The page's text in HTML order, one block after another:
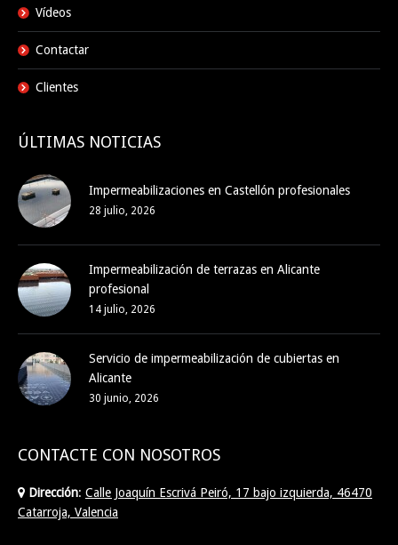
Vídeos
Contactar
Clientes
ÚLTIMAS NOTICIAS
Impermeabilizaciones en Castellón profesionales
28 julio, 2026
Impermeabilización de terrazas en Alicante
profesional
14 julio, 2026
Servicio de impermeabilización de cubiertas en
Alicante
30 junio, 2026
CONTACTE CON NOSOTROS
Dirección: Calle Joaquín Escrivá Peiró, 17 bajo izquierda, 46470
Catarroja, Valencia